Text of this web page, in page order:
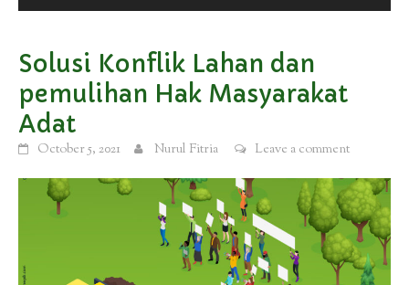
Solusi Konflik Lahan dan
pemulihan Hak Masyarakat
Adat
October 5, 2021 Nurul Fitria Leave a comment